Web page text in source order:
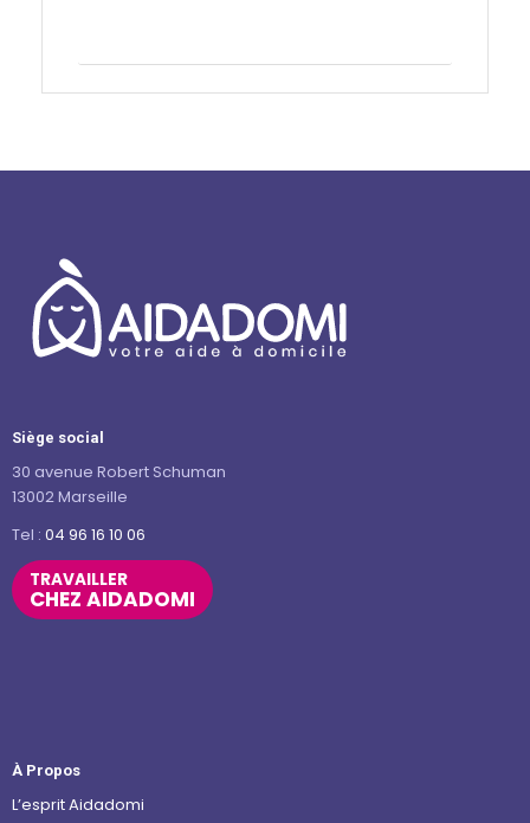
Siège social
30 avenue Robert Schuman
13002 Marseille
Tel : 04 96 16 10 06
TRAVAILLER
CHEZ AIDADOMI
À Propos
L’esprit Aidadomi